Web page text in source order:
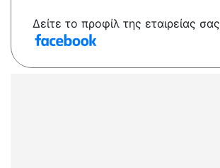
Δείτε το προφίλ της εταιρείας σας